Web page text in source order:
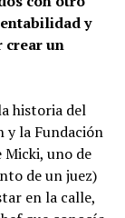
con otro
y
crear un
historia del
y la Fundación
uno de
de un juez)
en la calle,